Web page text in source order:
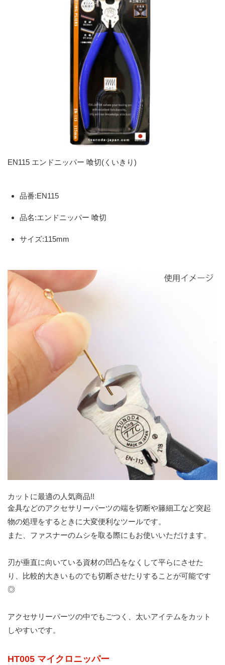
EN115 エンドニッパー 喰切(くいきり)
品番:EN115
品名:エンドニッパー 喰切
サイズ:115mm
カットに最適の人気商品!!
金具などのアクセサリーパーツの端を切断や籐細工など突起
物の処理をするときに大変便利なツールです。
また、ファスナーのムシを取る際にもお使いいただけます。
刃が垂直に向いている資材の凹凸をなくして平らにさせた
り、比較的大きいものでも切断させたりすることが可能です
◎
アクセサリーパーツの中でもごつく、太いアイテムをカット
しやすいです。
HT005 マイクロニッパー